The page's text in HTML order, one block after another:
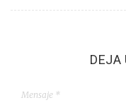
DEJA